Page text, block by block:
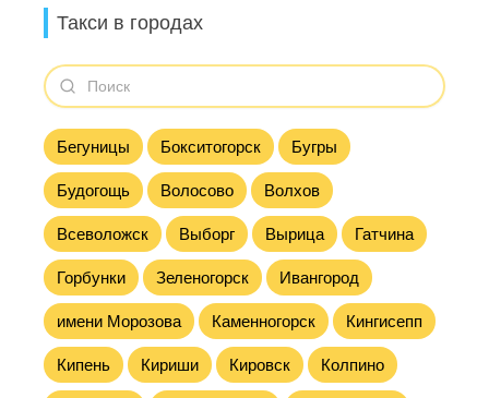
Такси в городах
Бегуницы Бокситогорск Бугры
Будогощь Волосово Волхов
Всеволожск Выборг Вырица Гатчина
Горбунки Зеленогорск Ивангород
имени Морозова Каменногорск Кингисепп
Кипень Кириши Кировск Колпино